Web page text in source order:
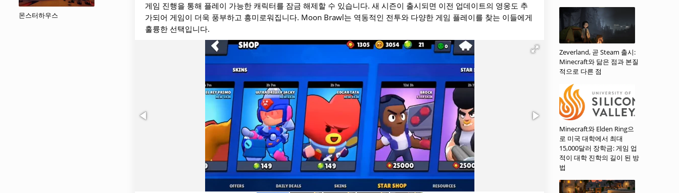
몬스터하우스
게임 진행을 통해 플레이 가능한 캐릭터를 잠금 해제할 수 있습니다. 새 시즌이 출시되면 이전 업데이트의 영웅도 추
가되어 게임이 더욱 풍부하고 흥미로워집니다. Moon Brawl는 역동적인 전투와 다양한 게임 플레이를 찾는 이들에게
훌륭한 선택입니다.
Zeverland, 곧 Steam 출시:
Minecraft와 닮은 점과 본질
적으로 다른 점
Minecraft와 Elden Ring으
로 미국 대학에서 최대
15,000달러 장학금: 게임 업
적이 대학 진학의 길이 된 방
법